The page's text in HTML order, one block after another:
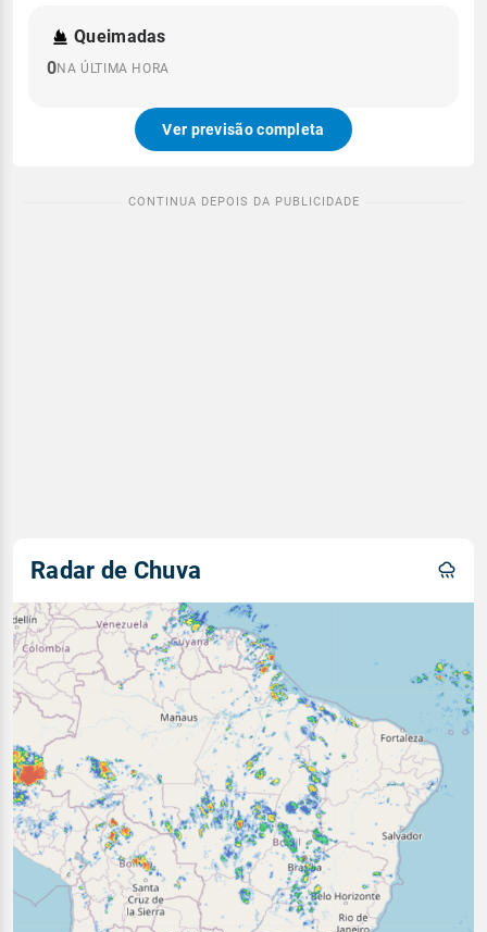
Queimadas
0NA ÚLTIMA HORA
Ver previsão completa
Radar de Chuva